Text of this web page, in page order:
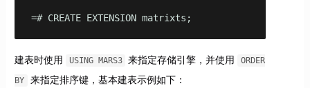
=# CREATE EXTENSION matrixts;
建表时使用 USING MARS3 来指定存储引擎，并使用 ORDER
BY 来指定排序键，基本建表示例如下：